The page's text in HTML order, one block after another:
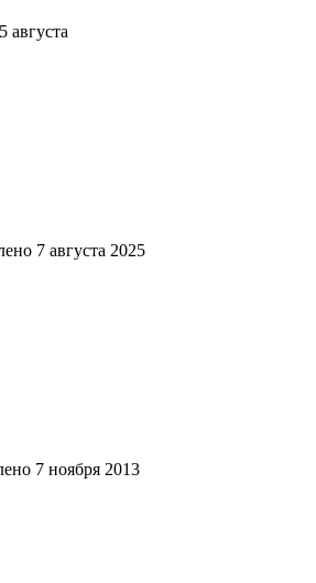
5 августа
7 августа 2025
7 ноября 2013